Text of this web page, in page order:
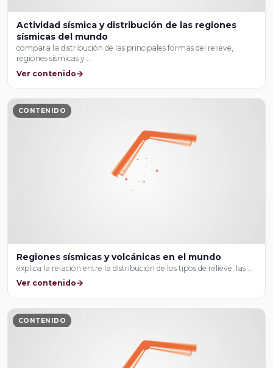
Actividad sísmica y distribución de las regiones
sísmicas del mundo
compara la distribución de las principales formas del relieve,
regiones sísmicas y …
Ver contenido
CONTENIDO
Regiones sísmicas y volcánicas en el mundo
explica la relación entre la distribución de los tipos de relieve, las …
Ver contenido
CONTENIDO